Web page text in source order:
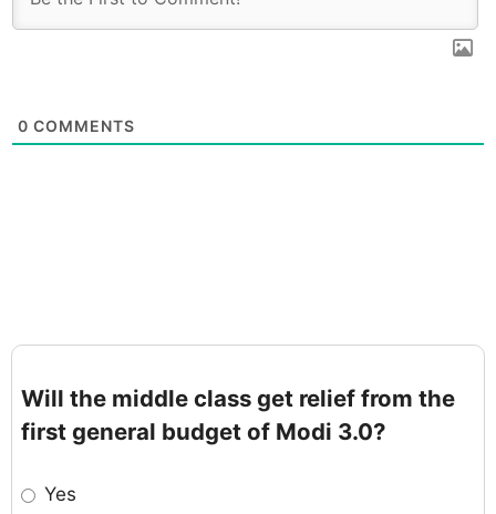
0 COMMENTS
Will the middle class get relief from the
first general budget of Modi 3.0?
Yes